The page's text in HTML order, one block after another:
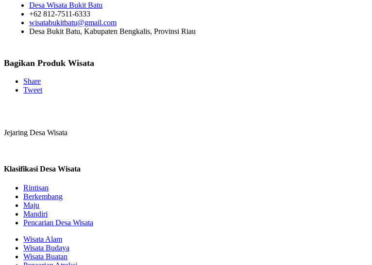
Desa Wisata Bukit Batu
+62 812-7511-6333
wisatabukitbatu@gmail.com
Desa Bukit Batu, Kabupaten Bengkalis, Provinsi Riau
Bagikan Produk Wisata
Share
Tweet
Jejaring Desa Wisata
Klasifikasi Desa Wisata
Rintisan
Berkembang
Maju
Mandiri
Pencarian Desa Wisata
Wisata Alam
Wisata Budaya
Wisata Buatan